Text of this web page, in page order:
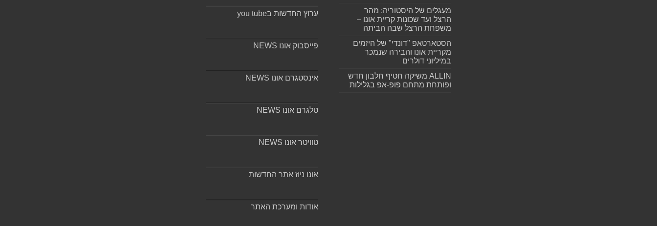
מעגלים של היסטוריה: מהר
הרצל ועד שכונות קריית אונו –
משפחת הרצל שבה הביתה
הסטארטאפ "דונדי" של היזמים
מקריית אונו והבירה שנמכר
במיליוני דולרים
ALLIN משיקה חטיף חלבון חדש
ופותחת מתחם פופ-אפ בגלילות
ערוץ החדשות בyou tube
פייסבוק אונו NEWS
אינסטגרם אונו NEWS
טלגרם אונו NEWS
טוויטר אונו NEWS
אונו ניוז אתר החדשות
אודות ומערכת האתר